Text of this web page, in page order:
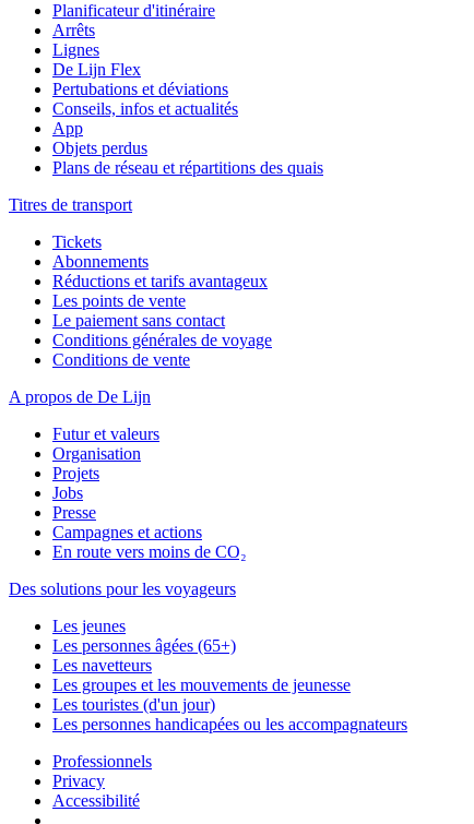
Planificateur d'itinéraire
Arrêts
Lignes
De Lijn Flex
Pertubations et déviations
Conseils, infos et actualités
App
Objets perdus
Plans de réseau et répartitions des quais
Titres de transport
Tickets
Abonnements
Réductions et tarifs avantageux
Les points de vente
Le paiement sans contact
Conditions générales de voyage
Conditions de vente
A propos de De Lijn
Futur et valeurs
Organisation
Projets
Jobs
Presse
Campagnes et actions
En route vers moins de CO₂
Des solutions pour les voyageurs
Les jeunes
Les personnes âgées (65+)
Les navetteurs
Les groupes et les mouvements de jeunesse
Les touristes (d'un jour)
Les personnes handicapées ou les accompagnateurs
Professionnels
Privacy
Accessibilité